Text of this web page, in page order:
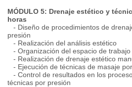
MÓDULO 5: Drenaje estético y
horas
- Diseño de procedimientos de
presión
- Realización del análisis estético
- Organización del espacio de trabajo
- Realización de drenaje estético
- Ejecución de técnicas de masaje
- Control de resultados en los
técnicas por presión